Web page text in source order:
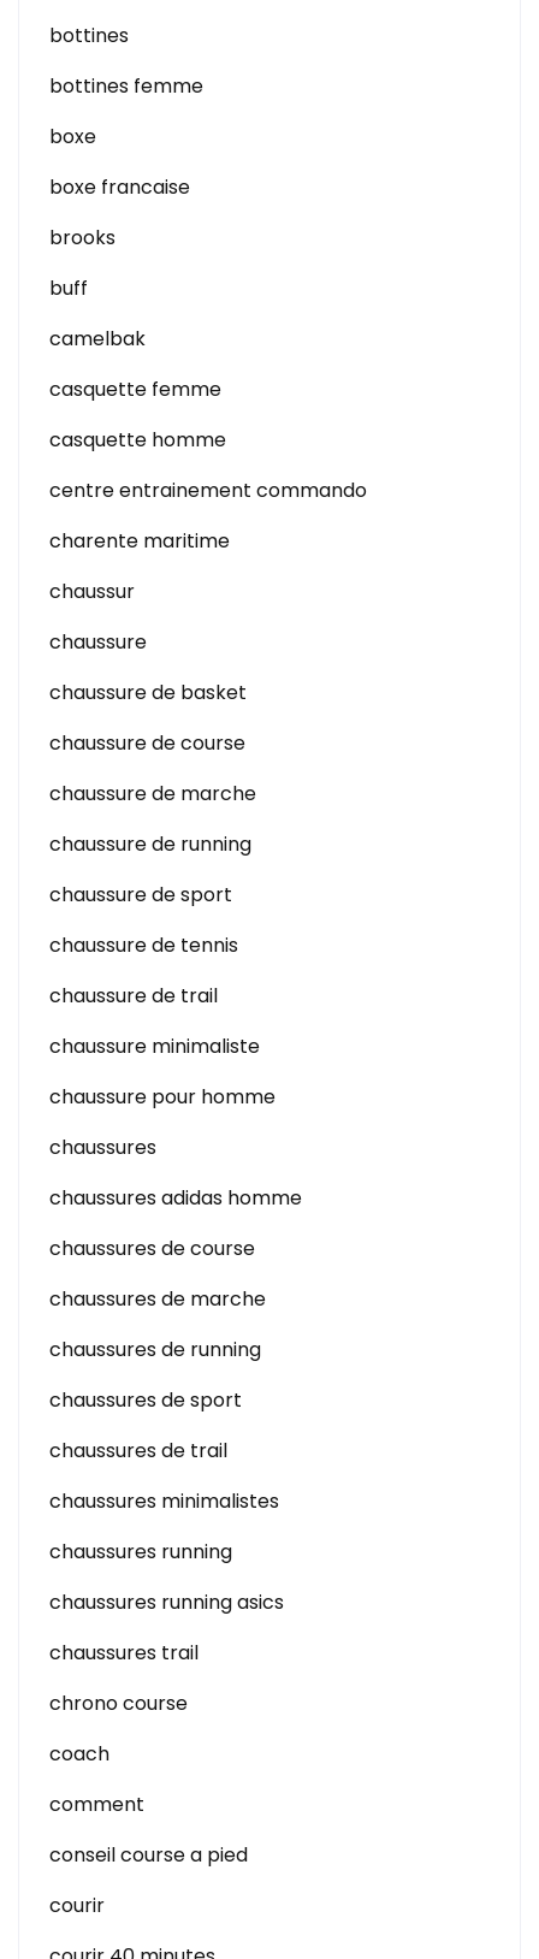
bottines
bottines femme
boxe
boxe francaise
brooks
buff
camelbak
casquette femme
casquette homme
centre entrainement commando
charente maritime
chaussur
chaussure
chaussure de basket
chaussure de course
chaussure de marche
chaussure de running
chaussure de sport
chaussure de tennis
chaussure de trail
chaussure minimaliste
chaussure pour homme
chaussures
chaussures adidas homme
chaussures de course
chaussures de marche
chaussures de running
chaussures de sport
chaussures de trail
chaussures minimalistes
chaussures running
chaussures running asics
chaussures trail
chrono course
coach
comment
conseil course a pied
courir